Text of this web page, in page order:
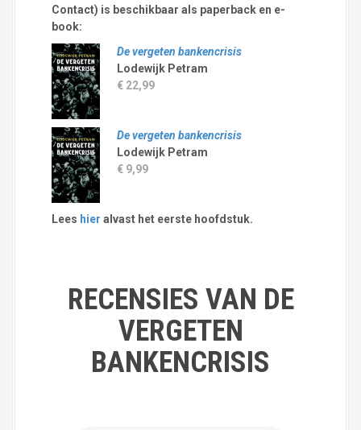
Contact) is beschikbaar als paperback en e-
book:
De vergeten bankencrisis
Lodewijk Petram
€ 22,99
De vergeten bankencrisis
Lodewijk Petram
€ 9,99
Lees hier alvast het eerste hoofdstuk.
RECENSIES VAN DE
VERGETEN
BANKENCRISIS